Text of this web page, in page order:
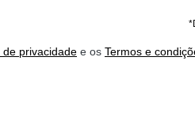
de privacidade e os Termos e